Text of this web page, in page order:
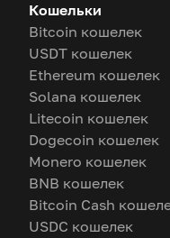
Кошельки
Bitcoin кошелек
USDT кошелек
Ethereum кошелек
Solana кошелек
Litecoin кошелек
Dogecoin кошелек
Monero кошелек
BNB кошелек
Bitcoin Cash
USDC кошелек